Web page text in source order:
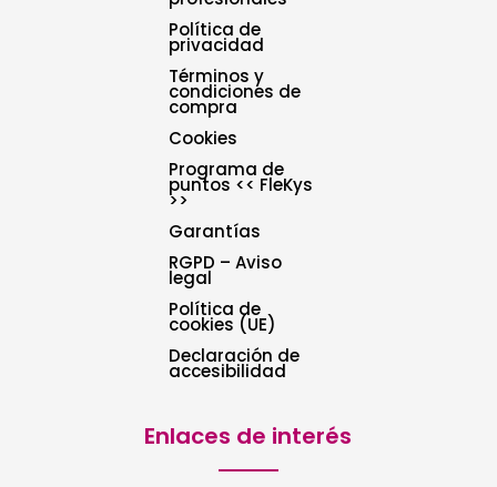
Política de
privacidad
Términos y
condiciones de
compra
Cookies
Programa de
puntos << FleKys
>>
Garantías
RGPD – Aviso
legal
Política de
cookies (UE)
Declaración de
accesibilidad
Enlaces de interés